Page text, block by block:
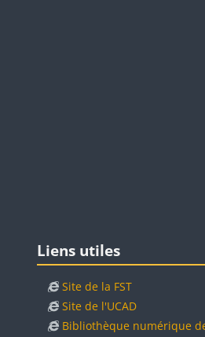
Blocs
Liens utiles
Site de la FST
Site de l'UCAD
Bibliothèque numérique